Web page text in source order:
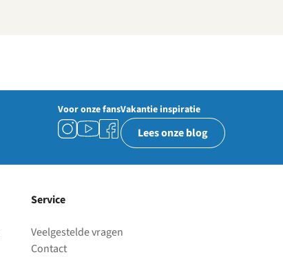
Voor onze fansVakantie inspiratie
Lees onze blog
Service
Veelgestelde vragen
Contact